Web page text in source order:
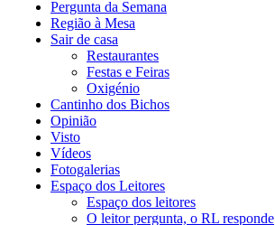
Pergunta da Semana
Região à Mesa
Sair de casa
Restaurantes
Festas e Feiras
Oxigénio
Cantinho dos Bichos
Opinião
Visto
Vídeos
Fotogalerias
Espaço dos Leitores
Espaço dos leitores
O leitor pergunta, o RL responde